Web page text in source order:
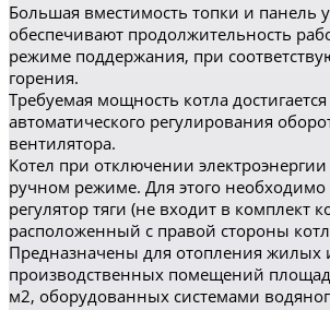
Большая вместимость топки и панель
обеспечивают продолжительность
режиме поддержания, при
горения.
Требуемая мощность котла
автоматического регулирования
вентилятора.
Котел при отключении
ручном режиме. Для этого необходимо
регулятор тяги (не входит в комплект
расположенный с правой стороны
Предназначены для отопления жилых
производственных помещений
м2, оборудованных системами